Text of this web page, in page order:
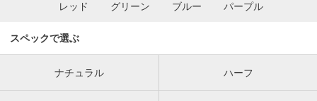
レッド グリーン ブルー パープル
スペックで選ぶ
ナチュラル ハーフ